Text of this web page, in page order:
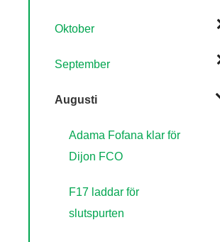
Oktober
September
Augusti
Adama Fofana klar för
Dijon FCO
F17 laddar för
slutspurten